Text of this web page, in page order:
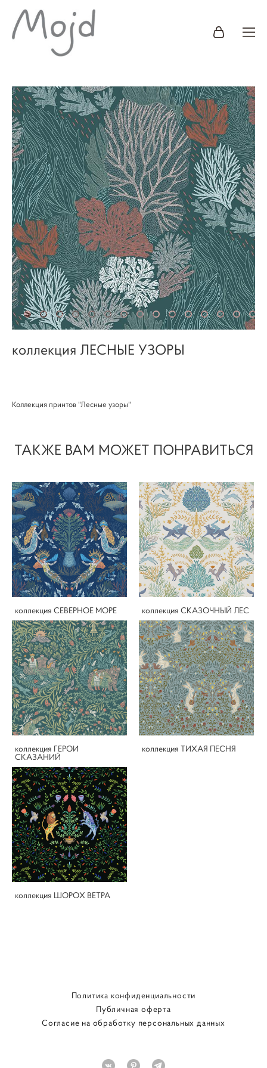
коллекция ЛЕСНЫЕ УЗОРЫ
Коллекция принтов "Лесные узоры"
ТАКЖЕ ВАМ МОЖЕТ ПОНРАВИТЬСЯ
коллекция СЕВЕРНОЕ МОРЕ коллекция СКАЗОЧНЫЙ ЛЕС
коллекция ГЕРОИ
СКАЗАНИЙ
коллекция ТИХАЯ ПЕСНЯ
коллекция ШОРОХ ВЕТРА
Политика конфиденциальности
Публичная оферта
Согласие на обработку персональных данных